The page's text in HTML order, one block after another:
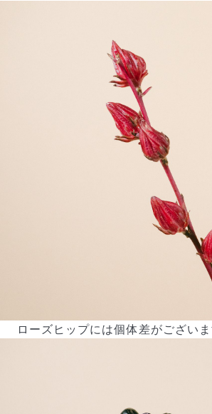
Q. 毎月自動でお花が届くサービスです
いいえ、毎月自動でお届けするサービスで
きな時に好きな花をご注文いただけます。
ただいま沖縄・離島エリアへの配送には対
Q. 配送日時は指定できますか？
お花をベストなタイミングで発送している
ローズヒップには個体差がございま